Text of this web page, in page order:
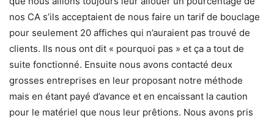
nos CA s’ils acceptaient de nous faire un tarif de bouclage
pour seulement 20 affiches qui n’auraient pas trouvé de
clients. Ils nous ont dit « pourquoi pas » et ça a tout de
suite fonctionné. Ensuite nous avons contacté deux
grosses entreprises en leur proposant notre méthode
mais en étant payé d’avance et en encaissant la caution
pour le matériel que nous leur prêtions. Nous avons pris